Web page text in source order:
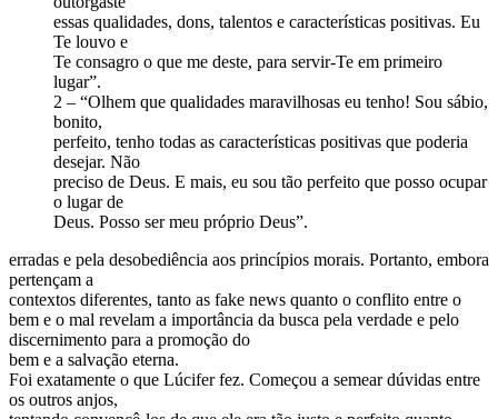
essas qualidades, dons, talentos e características positivas. Eu
Te louvo e
Te consagro o que me deste, para servir-Te em primeiro
lugar”.
2 – “Olhem que qualidades maravilhosas eu tenho! Sou sábio,
bonito,
perfeito, tenho todas as características positivas que poderia
desejar. Não
preciso de Deus. E mais, eu sou tão perfeito que posso ocupar
o lugar de
Deus. Posso ser meu próprio Deus”.
erradas e pela desobediência aos princípios morais. Portanto, embora
pertençam a
contextos diferentes, tanto as fake news quanto o conflito entre o
bem e o mal revelam a importância da busca pela verdade e pelo
discernimento para a promoção do
bem e a salvação eterna.
Foi exatamente o que Lúcifer fez. Começou a semear dúvidas entre
os outros anjos,